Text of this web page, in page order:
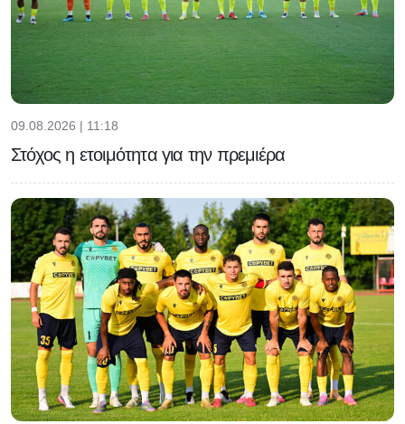
09.08.2026 | 11:18
Στόχος η ετοιμότητα για την πρεμιέρα